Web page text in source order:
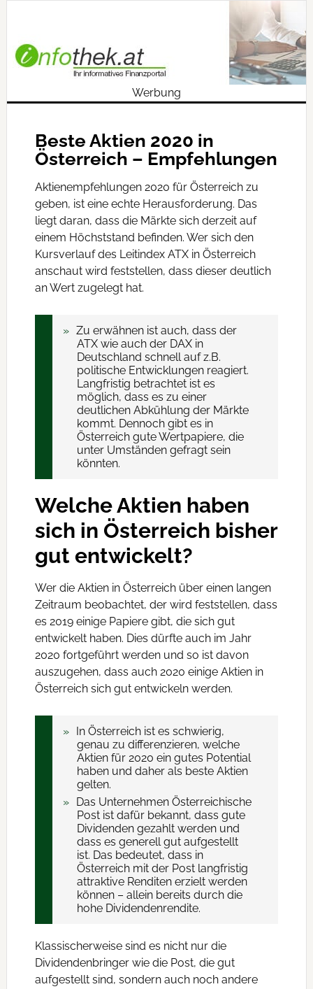
Werbung
Beste Aktien 2020 in
Österreich – Empfehlungen
Aktienempfehlungen 2020 für Österreich zu
geben, ist eine echte Herausforderung. Das
liegt daran, dass die Märkte sich derzeit auf
einem Höchststand befinden. Wer sich den
Kursverlauf des Leitindex ATX in Österreich
anschaut wird feststellen, dass dieser deutlich
an Wert zugelegt hat.
Zu erwähnen ist auch, dass der
ATX wie auch der DAX in
Deutschland schnell auf z.B.
politische Entwicklungen reagiert.
Langfristig betrachtet ist es
möglich, dass es zu einer
deutlichen Abkühlung der Märkte
kommt. Dennoch gibt es in
Österreich gute Wertpapiere, die
unter Umständen gefragt sein
könnten.
Welche Aktien haben
sich in Österreich bisher
gut entwickelt?
Wer die Aktien in Österreich über einen langen
Zeitraum beobachtet, der wird feststellen, dass
es 2019 einige Papiere gibt, die sich gut
entwickelt haben. Dies dürfte auch im Jahr
2020 fortgeführt werden und so ist davon
auszugehen, dass auch 2020 einige Aktien in
Österreich sich gut entwickeln werden.
In Österreich ist es schwierig,
genau zu differenzieren, welche
Aktien für 2020 ein gutes Potential
haben und daher als beste Aktien
gelten.
Das Unternehmen Österreichische
Post ist dafür bekannt, dass gute
Dividenden gezahlt werden und
dass es generell gut aufgestellt
ist. Das bedeutet, dass in
Österreich mit der Post langfristig
attraktive Renditen erzielt werden
können – allein bereits durch die
hohe Dividendenrendite.
Klassischerweise sind es nicht nur die
Dividendenbringer wie die Post, die gut
aufgestellt sind, sondern auch noch andere